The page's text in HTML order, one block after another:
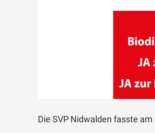
Die SVP Nidwalden fasste